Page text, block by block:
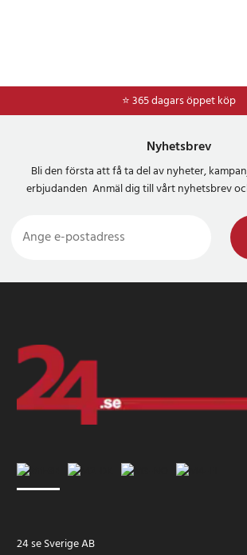
⭐ 365 dagars öppet köp
⭐Frakt 49kr *
Nyhetsbrev
Bli den första att få ta del av nyheter,
erbjudanden Anmäl dig till vårt nyhetsbrev
24 se Sverige AB